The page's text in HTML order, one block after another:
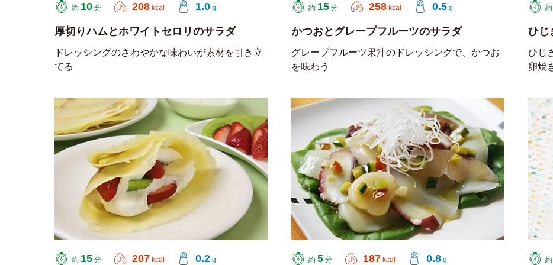
約 10 分 208 kcal 1.0 g
厚切りハムとホワイトセロリのサラダ
ドレッシングのさわやかな味わいが素材を引き立
てる
約 15 分 258 kcal 0.5 g
かつおとグレープフルーツのサラダ
グレープフルーツ果汁のドレッシングで、かつお
を味わう
約
ひじ
ひじ
卵焼
約 15 分 207 kcal 0.2 g 約 5 分 187 kcal 0.8 g 約